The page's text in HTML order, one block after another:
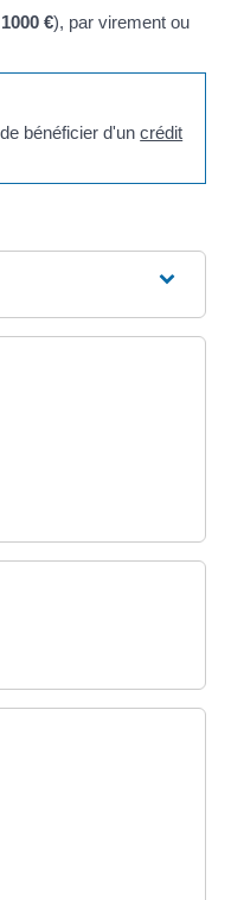
1000 €), par virement ou
bénéficier d'uncrédit